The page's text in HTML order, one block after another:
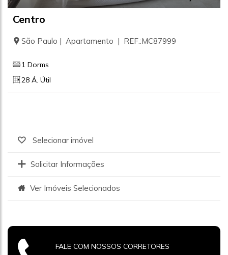
Centro
São Paulo | Apartamento | REF.:MC87999
1 Dorms
28 Á. Útil
Selecionar imóvel
Solicitar Informações
Ver Imóveis Selecionados
FALE COM NOSSOS CORRETORES